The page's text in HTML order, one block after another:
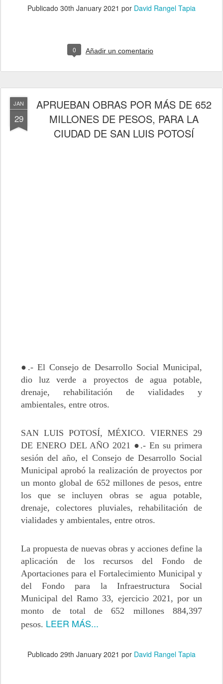
Publicado 30th January 2021 por David Rangel Tapia
0 Añadir un comentario
JAN
29
APRUEBAN OBRAS POR MÁS DE 652
MILLONES DE PESOS, PARA LA
CIUDAD DE SAN LUIS POTOSÍ
●.- El Consejo de Desarrollo Social Municipal,
dio luz verde a proyectos de agua potable,
drenaje, rehabilitación de vialidades y
ambientales, entre otros.
SAN LUIS POTOSÍ, MÉXICO. VIERNES 29
DE ENERO DEL AÑO 2021 ●.- En su primera
sesión del año, el Consejo de Desarrollo Social
Municipal aprobó la realización de proyectos por
un monto global de 652 millones de pesos, entre
los que se incluyen obras se agua potable,
drenaje, colectores pluviales, rehabilitación de
vialidades y ambientales, entre otros.
La propuesta de nuevas obras y acciones define la
aplicación de los recursos del Fondo de
Aportaciones para el Fortalecimiento Municipal y
del Fondo para la Infraestructura Social
Municipal del Ramo 33, ejercicio 2021, por un
monto de total de 652 millones 884,397
pesos. LEER MÁS...
Publicado 29th January 2021 por David Rangel Tapia